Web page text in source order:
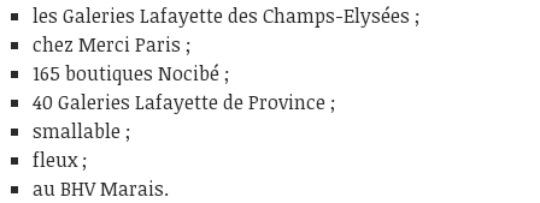
les Galeries Lafayette des Champs-Elysées ;
chez Merci Paris ;
165 boutiques Nocibé ;
40 Galeries Lafayette de Province ;
smallable ;
fleux ;
au BHV Marais.